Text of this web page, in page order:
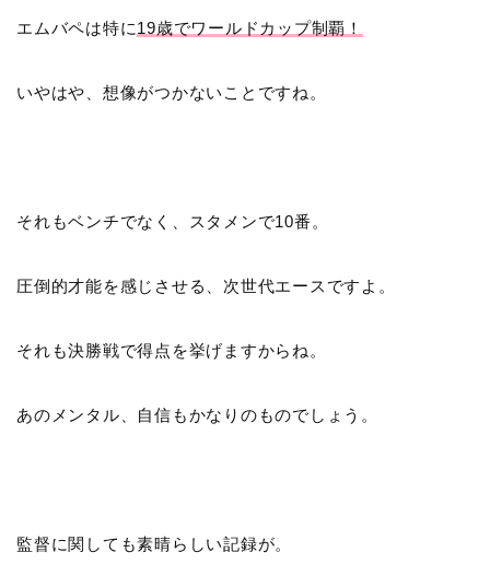
エムバペは特に19歳でワールドカップ制覇！
いやはや、想像がつかないことですね。
それもベンチでなく、スタメンで10番。
圧倒的才能を感じさせる、次世代エースですよ。
それも決勝戦で得点を挙げますからね。
あのメンタル、自信もかなりのものでしょう。
監督に関しても素晴らしい記録が。